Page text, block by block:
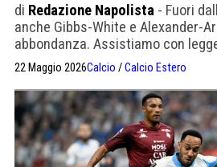
di Redazione Napolista - Fuori
anche Gibbs-White e Alexander-
abbondanza. Assistiamo con
22 Maggio 2026Calcio /Calcio Estero